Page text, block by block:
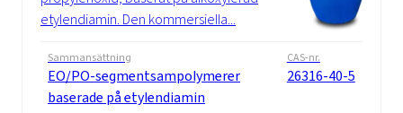
etylendiamin. Den kommersiella...
Sammansättning
EO/PO-segmentsampolymerer
baserade på etylendiamin
CAS-nr.
26316-40-5